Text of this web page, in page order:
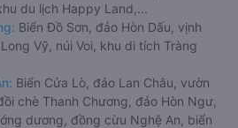
du lịch Happy Land,...
Biển Đồ Sơn, đảo Hòn Dấu, vịnh
Vỹ, núi Voi, khu di tích Tràng
Biển Cửa Lò, đảo Lan Châu, vườn
chè Thanh Chương, đảo Hòn Ngư,
dương, đồng cừu Nghệ An, biển